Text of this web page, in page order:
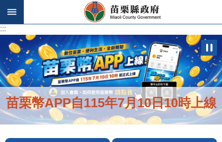
跳到主要內容區塊
:::
苗栗幣APP自115年7月10日10時上線